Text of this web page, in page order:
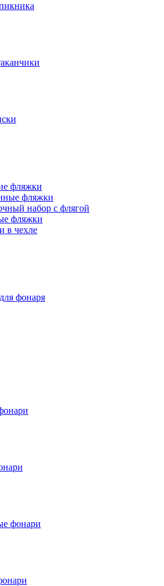
фляжки
фляжки
набор с флягой
фляжки
в чехле
фонаря
фонари